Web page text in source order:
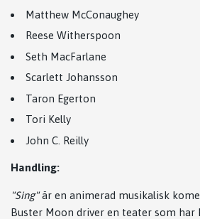
Matthew McConaughey
Reese Witherspoon
Seth MacFarlane
Scarlett Johansson
Taron Egerton
Tori Kelly
John C. Reilly
Handling:
"Sing"är en animerad musikalisk
Buster Moon driver en teater som har